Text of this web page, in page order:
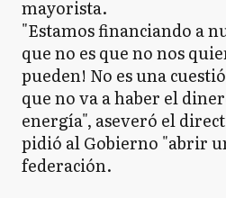
mayorista.
"Estamos financiando a
que no es que no nos
pueden! No es una
que no va a haber el
energía", aseveró el
pidió al Gobierno "abrir
federación.